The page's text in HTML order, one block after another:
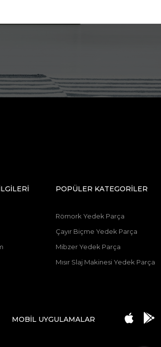
POPÜLER KATEGORİLER
Römork Yedek Parça
Çayır Biçme Yedek Parça
Mibzer Yedek Parça
Mısır Slaj Makinesi Yedek Parça
MOBİL UYGULAMALAR